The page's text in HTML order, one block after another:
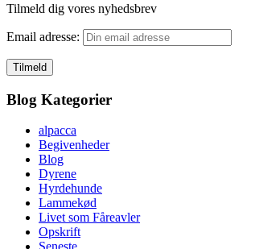
Tilmeld dig vores nyhedsbrev
Email adresse:
Blog Kategorier
alpacca
Begivenheder
Blog
Dyrene
Hyrdehunde
Lammekød
Livet som Fåreavler
Opskrift